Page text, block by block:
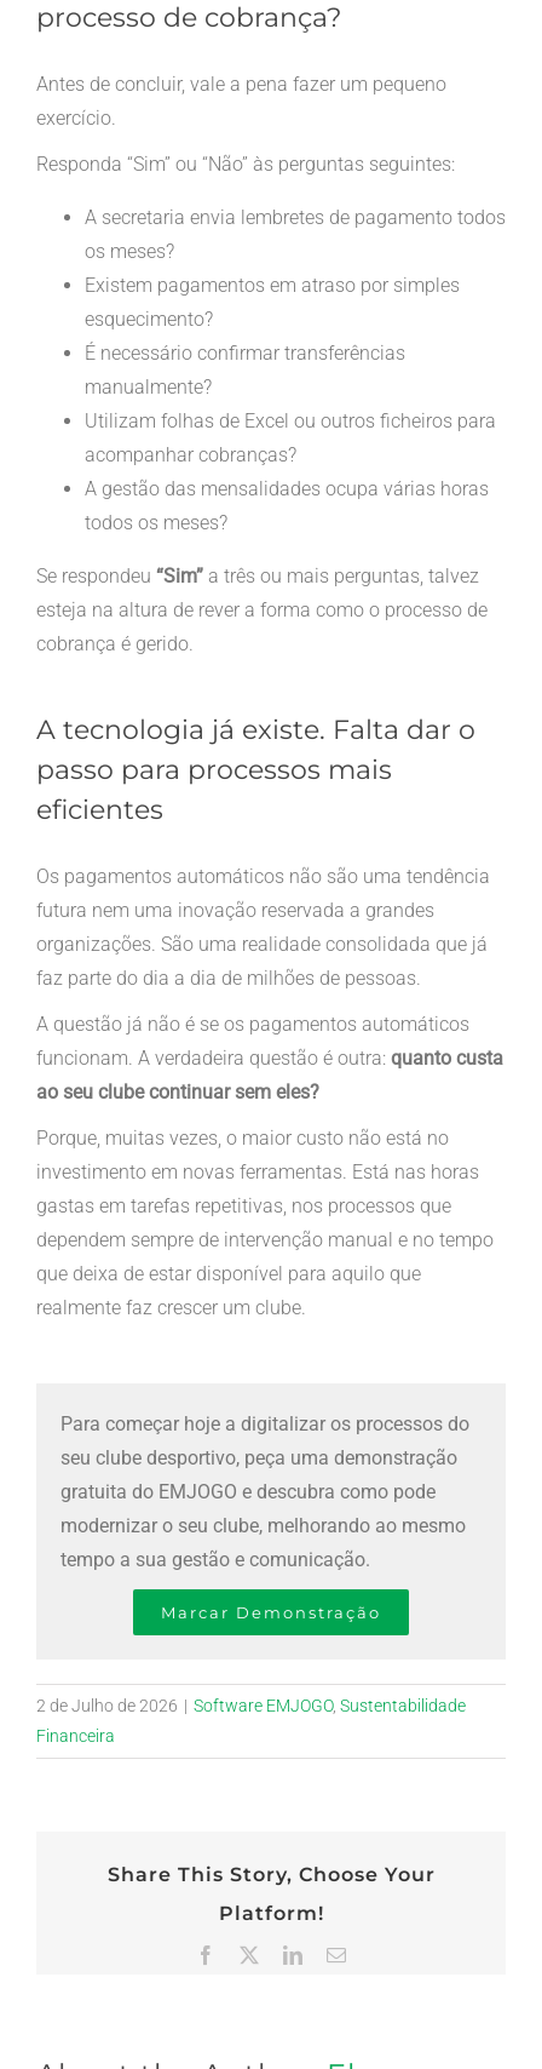
processo de cobrança?
Antes de concluir, vale a pena fazer um pequeno
exercício.
Responda “Sim” ou “Não” às perguntas seguintes:
A secretaria envia lembretes de pagamento todos
os meses?
Existem pagamentos em atraso por simples
esquecimento?
É necessário confirmar transferências
manualmente?
Utilizam folhas de Excel ou outros ficheiros para
acompanhar cobranças?
A gestão das mensalidades ocupa várias horas
todos os meses?
Se respondeu “Sim”a três ou mais perguntas, talvez
esteja na altura de rever a forma como o processo de
cobrança é gerido.
A tecnologia já existe. Falta dar o
passo para processos mais
eficientes
Os pagamentos automáticos não são uma tendência
futura nem uma inovação reservada a grandes
organizações. São uma realidade consolidada que já
faz parte do dia a dia de milhões de pessoas.
A questão já não é se os pagamentos automáticos
funcionam. A verdadeira questão é outra: quanto custa
ao seu clube continuar sem eles?
Porque, muitas vezes, o maior custo não está no
investimento em novas ferramentas. Está nas horas
gastas em tarefas repetitivas, nos processos que
dependem sempre de intervenção manual e no tempo
que deixa de estar disponível para aquilo que
realmente faz crescer um clube.
Para começar hoje a digitalizar os processos do
seu clube desportivo, peça uma demonstração
gratuita do EMJOGO e descubra como pode
modernizar o seu clube, melhorando ao mesmo
tempo a sua gestão e comunicação.
Marcar Demonstração
2 de Julho de 2026 | Software EMJOGO, Sustentabilidade
Financeira
Share This Story, Choose Your
Platform!
Facebook LinkedInEmail